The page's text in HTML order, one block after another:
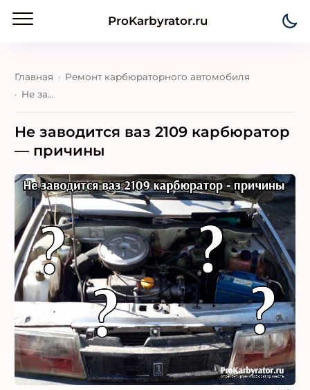
ProKarbyrator.ru
Главная
Ремонт карбюраторного автомобиля
Не заводится ваз 2109 карбюратор — причины
Не заводится ваз 2109 карбюратор
— причины